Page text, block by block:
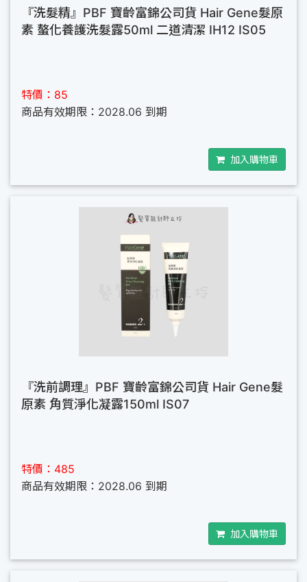
『洗髮精』PBF 寶齡富錦公司貨 Hair Gene髮原
素 螯化養護洗髮露50ml 二道清潔 IH12 IS05
特價：85
商品有效期限：2028.06 到期
加入購物車
『洗前調理』PBF 寶齡富錦公司貨 Hair Gene髮
原素 角質淨化凝露150ml IS07
特價：485
商品有效期限：2028.06 到期
加入購物車